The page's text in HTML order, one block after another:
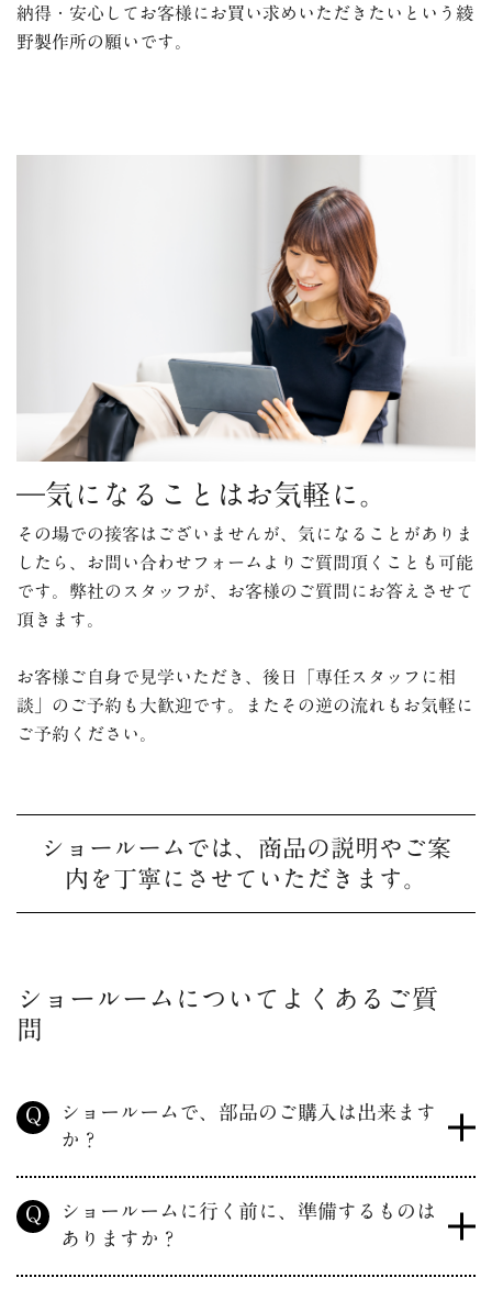
納得・安心してお客様にお買い求めいただきたいという綾
野製作所の願いです。
―気になることはお気軽に。
その場での接客はございませんが、気になることがありま
したら、お問い合わせフォームよりご質問頂くことも可能
です。弊社のスタッフが、お客様のご質問にお答えさせて
頂きます。
お客様ご自身で見学いただき、後日「専任スタッフに相
談」のご予約も大歓迎です。またその逆の流れもお気軽に
ご予約ください。
ショールームでは、商品の説明やご案
内を丁寧にさせていただきます。
ショールームについてよくあるご質
問
Q
ショールームで、部品のご購入は出来ます
か？
Q
ショールームに行く前に、準備するものは
ありますか？